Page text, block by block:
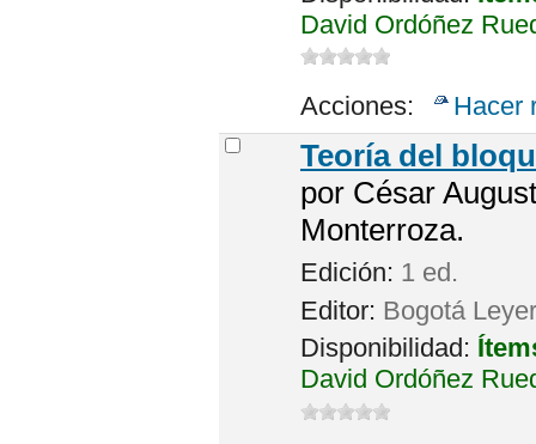
David Ordóñez
Acciones: Hacer
Teoría del
por César
Monterroza.
Edición: 1 ed.
Editor: Bogotá
Disponibilidad:
David Ordóñez